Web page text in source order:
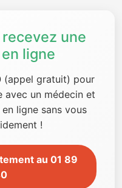
une
ligne
(appel gratuit) pour
avec un médecin et
ligne sans vous
!
au 01 89